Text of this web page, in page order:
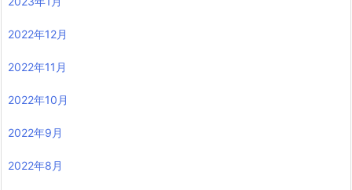
2022年12月
2022年11月
2022年10月
2022年9月
2022年8月